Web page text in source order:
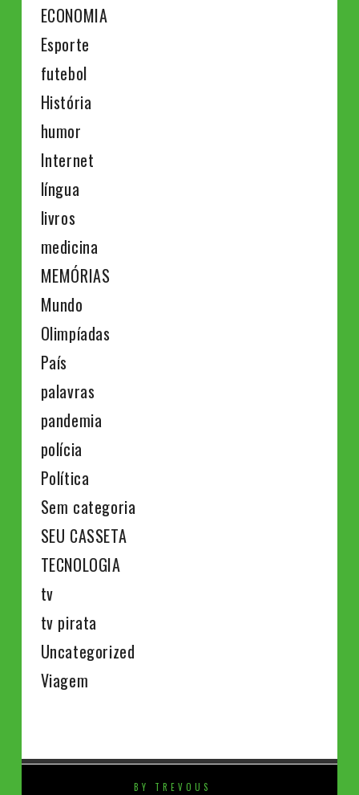
ECONOMIA
Esporte
futebol
História
humor
Internet
língua
livros
medicina
MEMÓRIAS
Mundo
Olimpíadas
País
palavras
pandemia
polícia
Política
Sem categoria
SEU CASSETA
TECNOLOGIA
tv
tv pirata
Uncategorized
Viagem
BY TREVOUS